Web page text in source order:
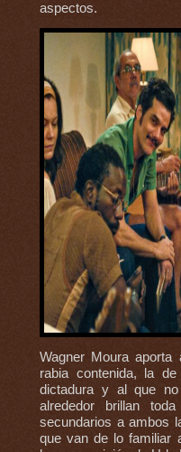
aspectos.
Wagner Moura
rabia contenida, la
dictadura y al que
alrededor brillan
secundarios a ambos
que van de lo familiar